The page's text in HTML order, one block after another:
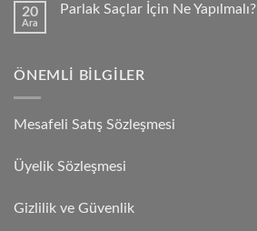
20
Ara
Parlak Saçlar İçin Ne Yapılmalı?
ÖNEMLI BILGILER
Mesafeli Satış Sözleşmesi
Üyelik Sözleşmesi
Gizlilik ve Güvenlik